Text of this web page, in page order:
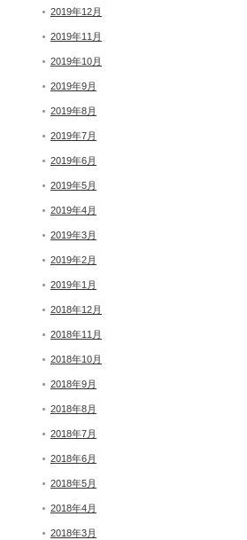
2019年12月
2019年11月
2019年10月
2019年9月
2019年8月
2019年7月
2019年6月
2019年5月
2019年4月
2019年3月
2019年2月
2019年1月
2018年12月
2018年11月
2018年10月
2018年9月
2018年8月
2018年7月
2018年6月
2018年5月
2018年4月
2018年3月